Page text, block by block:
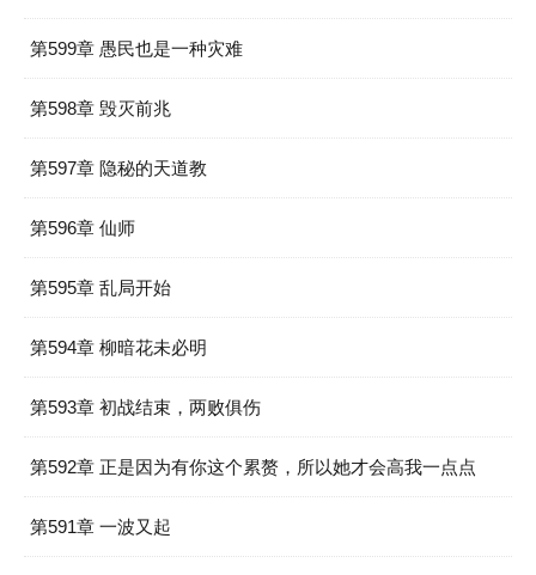
第599章 愚民也是一种灾难
第598章 毁灭前兆
第597章 隐秘的天道教
第596章 仙师
第595章 乱局开始
第594章 柳暗花未必明
第593章 初战结束，两败俱伤
第592章 正是因为有你这个累赘，所以她才会高我一点点
第591章 一波又起